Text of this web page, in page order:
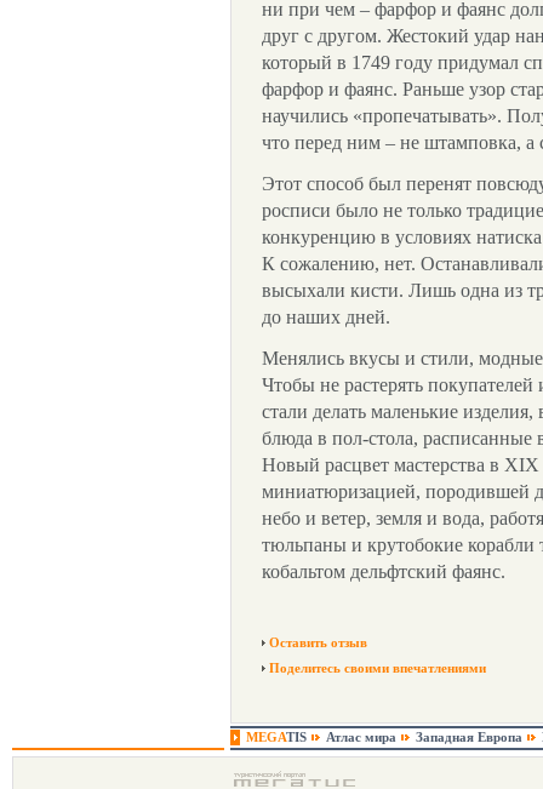
ни при чем – фарфор и фаянс
друг с другом. Жестокий удар
который в 1749 году придумал
фарфор и фаянс. Раньше узор
научились «пропечатывать».
что перед ним – не штамповка,
Этот способ был перенят
росписи было не только
конкуренцию в условиях
К сожалению, нет.
высыхали кисти. Лишь одна из
до наших дней.
Менялись вкусы и стили,
Чтобы не растерять
стали делать маленькие
блюда в пол-стола, расписанные
Новый расцвет мастерства в
миниатюризацией,
небо и ветер, земля и вода,
тюльпаны и крутобокие
кобальтом дельфтский фаянс.
Оставить отзыв
Поделитесь своими впечатлениями
MEGATIS Атлас мира Западная Европа